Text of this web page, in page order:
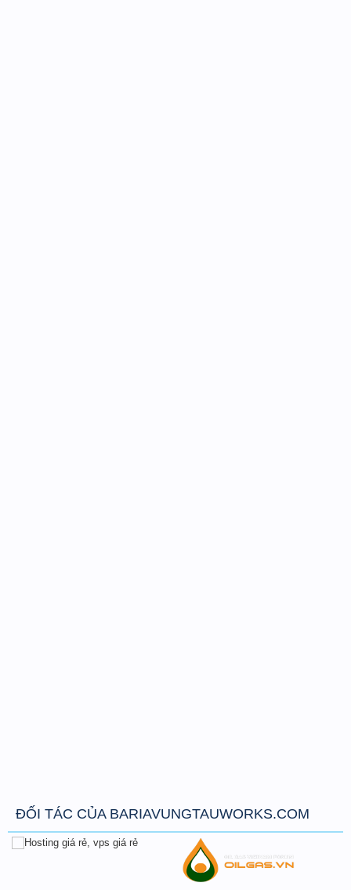
ĐỐI TÁC CỦA BARIAVUNGTAUWORKS.COM